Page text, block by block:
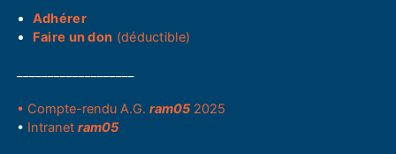
Adhérer
Faire un don (déductible)
• Compte-rendu A.G.ram05 2025
• Intranetram05